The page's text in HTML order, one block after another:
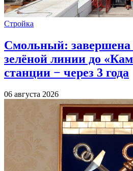
Стройка
Смольный: завершена
зелёной линии до
станции − через 3 года
06 августа 2026